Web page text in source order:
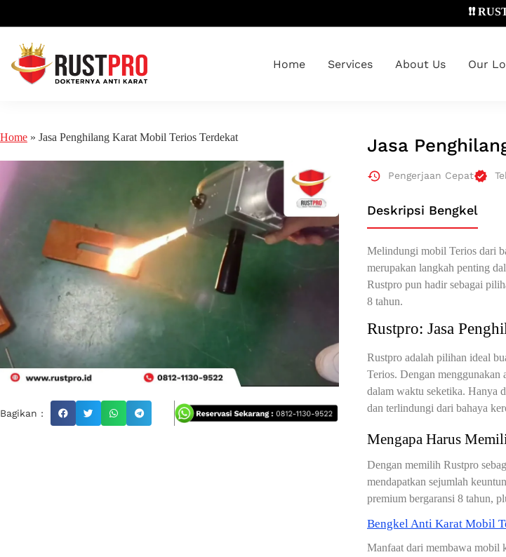
❗❗
Home Services About Us Our
Home » Jasa Penghilang Karat Mobil Terios Terdekat
Bagikan :
Jasa
Pengerjaan Cepat
Deskripsi Bengkel
Melindungi mobil Terios dari
merupakan langkah penting
Rustpro pun hadir sebagai
8 tahun.
Rustpro: Jasa
Rustpro adalah pilihan ideal
Terios. Dengan menggunakan
dalam waktu seketika. Hanya
dan terlindungi dari bahaya
Mengapa Harus
Dengan memilih Rustpro
mendapatkan sejumlah
premium bergaransi 8 tahun,
Bengkel Anti Karat Mobil
Manfaat dari membawa mobil